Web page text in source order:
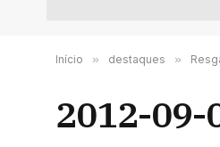
Início » destaques »
2012-09-